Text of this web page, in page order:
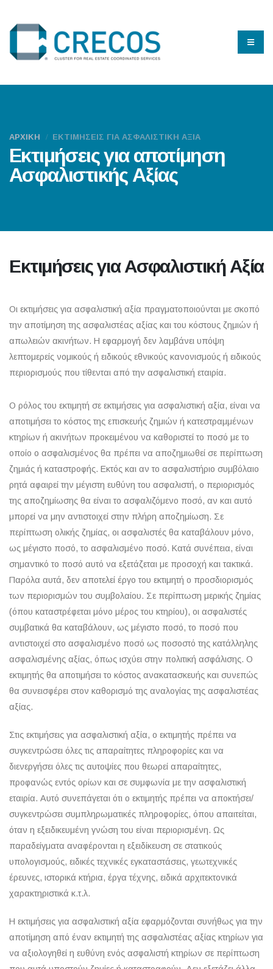
Εκτιμήσεις για αποτίμηση
Ασφαλιστικής Αξίας
ΑΡΧΙΚΗ ΕΚΤΙΜΗΣΕΙΣ ΓΙΑ ΑΣΦΑΛΙΣΤΙΚΗ ΑΞΙΑ
Εκτιμήσεις για Ασφαλιστική Αξία
Οι εκτιμήσεις για ασφαλιστική αξία πραγματοποιούνται με σκοπό
την αποτίμηση της ασφαλιστέας αξίας και του κόστους ζημιών ή
απωλειών ακινήτων. Η εφαρμογή δεν λαμβάνει υπόψη
λεπτομερείς νομικούς ή ειδικούς εθνικούς κανονισμούς ή ειδικούς
περιορισμούς που τίθενται από την ασφαλιστική εταιρία.
Ο ρόλος του εκτιμητή σε εκτιμήσεις για ασφαλιστική αξία, είναι να
αποτιμήσει το κόστος της επισκευής ζημιών ή κατεστραμμένων
κτηρίων ή ακινήτων προκειμένου να καθοριστεί το ποσό με το
οποίο ο ασφαλισμένος θα πρέπει να αποζημιωθεί σε περίπτωση
ζημιάς ή καταστροφής. Εκτός και αν το ασφαλιστήριο συμβόλαιο
ρητά αφαιρεί την μέγιστη ευθύνη του ασφαλιστή, ο περιορισμός
της αποζημίωσης θα είναι το ασφαλιζόμενο ποσό, αν και αυτό
μπορεί να μην αντιστοιχεί στην πλήρη αποζημίωση. Σε
περίπτωση ολικής ζημίας, οι ασφαλιστές θα καταβάλουν μόνο,
ως μέγιστο ποσό, το ασφαλισμένο ποσό. Κατά συνέπεια, είναι
σημαντικό το ποσό αυτό να εξετάζεται με προσοχή και τακτικά.
Παρόλα αυτά, δεν αποτελεί έργο του εκτιμητή ο προσδιορισμός
των περιορισμών του συμβολαίου. Σε περίπτωση μερικής ζημίας
(όπου καταστρέφεται μόνο μέρος του κτηρίου), οι ασφαλιστές
συμβατικά θα καταβάλουν, ως μέγιστο ποσό, το ποσό που
αντιστοιχεί στο ασφαλισμένο ποσό ως ποσοστό της κατάλληλης
ασφαλισμένης αξίας, όπως ισχύει στην πολιτική ασφάλισης. Ο
εκτιμητής θα αποτιμήσει το κόστος ανακατασκευής και συνεπώς
θα συνεισφέρει στον καθορισμό της αναλογίας της ασφαλιστέας
αξίας.
Στις εκτιμήσεις για ασφαλιστική αξία, ο εκτιμητής πρέπει να
συγκεντρώσει όλες τις απαραίτητες πληροφορίες και να
διενεργήσει όλες τις αυτοψίες που θεωρεί απαραίτητες,
προφανώς εντός ορίων και σε συμφωνία με την ασφαλιστική
εταιρία. Αυτό συνεπάγεται ότι ο εκτιμητής πρέπει να αποκτήσει/
συγκεντρώσει συμπληρωματικές πληροφορίες, όπου απαιτείται,
όταν η εξειδικευμένη γνώση του είναι περιορισμένη. Ως
παραδείγματα αναφέρονται η εξειδίκευση σε στατικούς
υπολογισμούς, ειδικές τεχνικές εγκαταστάσεις, γεωτεχνικές
έρευνες, ιστορικά κτήρια, έργα τέχνης, ειδικά αρχιτεκτονικά
χαρακτηριστικά κ.τ.λ.
Η εκτιμήσεις για ασφαλιστική αξία εφαρμόζονται συνήθως για την
αποτίμηση από έναν εκτιμητή της ασφαλιστέας αξίας κτηρίων για
να αξιολογηθεί η ευθύνη ενός ασφαλιστή κτηρίων σε περίπτωση